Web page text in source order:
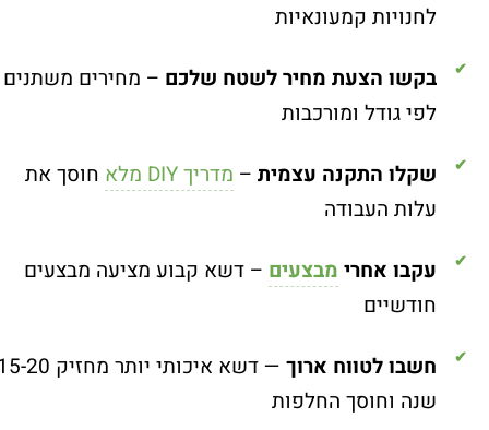
לחנויות קמעונאיות
בקשו הצעת מחיר לשטח שלכם – מחירים משתנים
לפי גודל ומורכבות
שקלו התקנה עצמית – מדריך DIY מלא
חוסך את
עלות העבודה
עקבו אחרי מבצעים – דשא קבוע מציעה מבצעים
חודשיים
חשבו לטווח ארוך
— דשא איכותי יותר מחזיק
שנה וחוסך החלפות